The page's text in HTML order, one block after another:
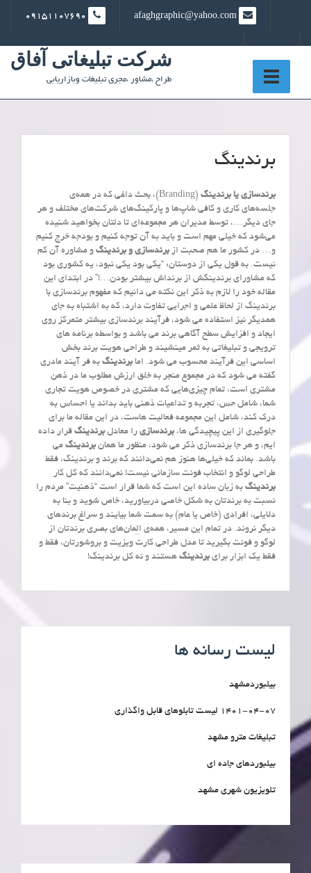
content
شرکت تبلیغاتی آفاق
طراح ،مشاور ،مجری تبلیغات وبازاریابی
برندینگ
برندسازی یا برندینگ
(Branding)، بحث داغی که در همه‌ی
جلسه‌های کاری و کافی شاپ‌ها و پارکینگ‌های شرکت‌های مختلف و هر
جای دیگر…، توسط مدیران هر مجموعه‌ای تا دلتان بخواهید شنیده
می‌شود که خیلی مهم است و باید به آن توجه کنیم و بودجه خرج کنیم
و… در کشور ما هم صحبت از برندسازی و برندینگ و مشاوره آن کم
نیست. به قول یکی از دوستان: “یکی بود یکی نبود، یه کشوری بود
که مشاورای برندینگش از برنداش بیشتر بودن…!” در ابتدای این
مقاله خود را لازم به ذکر این نکته می دانیم که مفهوم برندسازی با
برندینگ از لحاظ علمی و اجرایی تفاوت دارد، که به اشتباه به جای
همدیگر نیز استفاده می شود، فرآیند برندسازی بیشتر متمرکز روی
ایجاد و افزایش سطح آگاهی برند می باشد و بواسطه برنامه های
ترویجی و تبلیغاتی به ثمر مینشیند و طراحی هویت برند بخش
اساسی این فرآیند محسوب می شود. اما برندینگ به فر آیند مادری
گفته می شود که در مجموع منجر به خلق ارزش مطلوب ما در ذهن
مشتری است، تمام چیزی‌هایی که مشتری در خصوص هویت تجاری
شما، شامل حس، تجربه و تداعیات ذهنی باید بداند یا احساس به
درک کند، شامل این مجموعه فعالیت هاست، در این مقاله ما برای
جلوگیری از این پیچیدگی ها، برندسازی را معادل برندینگ قرار داده
ایم، و هر جا برندسازی ذکر می شود، منظور ما همان برندینگ می
باشد. بماند که خیلی‌ها هنوز هم نمی‌دانند که برند و برندینگ، فقط
طراحی لوگو و انتخاب فونت سازمانی نیست! نمی‌دانند که کل کار
برندینگ به زبان ساده این است که شما قرار است “ذهنیت” مردم را
نسبت به برندتان به شکل خاصی دربیاورید، خاص شوید و بنا به
دلایلی، افرادی (خاص یا عام) به سمت شما بیایند و سراغ برندهای
دیگر نروند. در تمام این مسیر، همه‌ی اِلِمان‌های بصری برندتان از
لوگو و فونت بگیرید تا مدل طراحی کارت ویزیت و بروشورتان، فقط و
فقط یک ابزار برای برندینگ هستند و نه کل برندینگ!
لیست رسانه ها
بیلبوردمشهد
1401-04-07 لیست تابلوهای قابل واگذاری
تبلیغات مترو مشهد
بیلبوردهای جاده ای
تلویزیون شهری مشهد